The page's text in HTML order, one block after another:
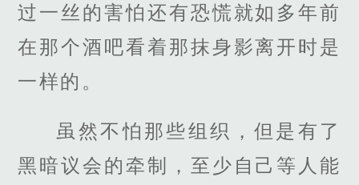
过一丝的害怕还有恐慌就如多年前
在那个酒吧看着那抹身影离开时是
一样的。
虽然不怕那些组织，但是有了
黑暗议会的牵制，至少自己等人能